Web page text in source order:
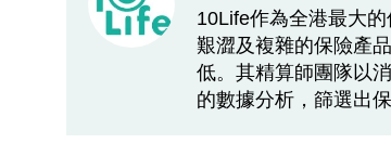
10Life作為全港最大
艱澀及複雜的保險產
低。其精算師團隊以
的數據分析，篩選出